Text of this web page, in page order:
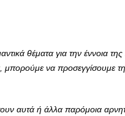
θέματα για την έννοια
να προσεγγίσουμε
αυτά ή άλλα παρόμοια